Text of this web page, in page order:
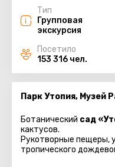
Тип
Групповая
экскурсия
Посетило
153 316 чел.
Парк Утопия, Музей
Ботанический сад
кактусов.
Рукотворные пещеры,
тропического